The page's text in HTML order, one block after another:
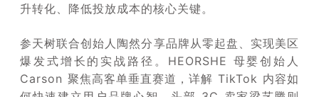
升转化、降低投放成本的核心关键。
参天树联合创始人陶然分享品牌从零起盘、实现美区
爆发式增长的实战路径。HEORSHE 母婴创始人
Carson 聚焦高客单垂直赛道，详解 TikTok 内容如